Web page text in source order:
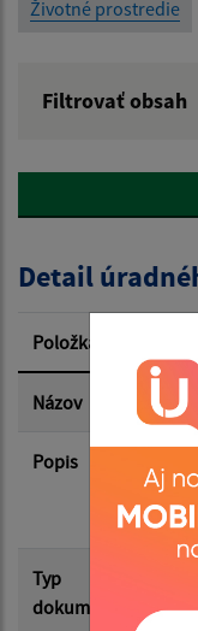
Životné prostredie
Filtrovať obsah
Popis:
Dátum
Dátum
Filtrovať
Detail
Položka
Názov VZN
Popis
2020
Typ
dokumentu